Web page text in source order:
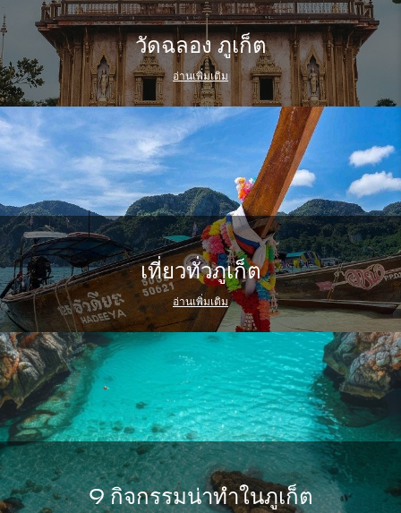
วัดฉลอง ภูเก็ต
อ่านเพิ่มเติม
เที่ยวทั่วภูเก็ต
อ่านเพิ่มเติม
9 กิจกรรมน่าทำในภูเก็ต